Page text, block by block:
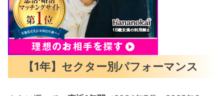
【1年】セクター別パフォーマンス